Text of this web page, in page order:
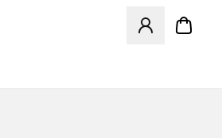
Åpner en